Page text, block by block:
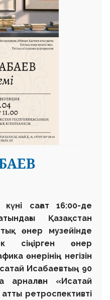
сағат 16:00-де
Қазақстан
өнер музейінде
сіңірген өнер
өнерінің негізін
Исабаевтың 90
арналған «Исатай
ретроспективті